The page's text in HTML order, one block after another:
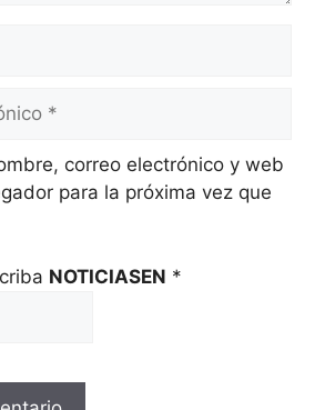
correo electrónico y web
para la próxima vez que
NOTICIASEN *